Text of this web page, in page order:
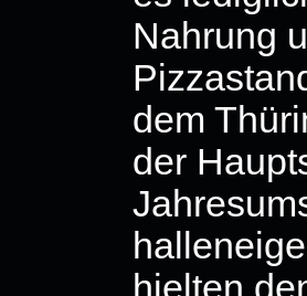
Nahrung
dem
der
hielten